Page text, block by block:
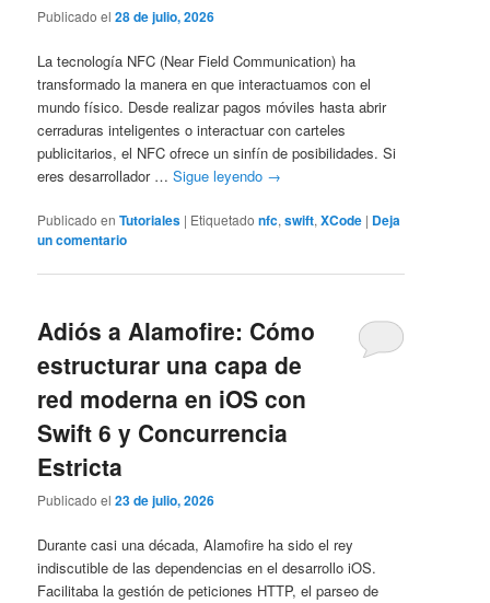
Publicado el28 de julio, 2026
La tecnología NFC (Near Field Communication) ha
transformado la manera en que interactuamos con el
mundo físico. Desde realizar pagos móviles hasta abrir
cerraduras inteligentes o interactuar con carteles
publicitarios, el NFC ofrece un sinfín de posibilidades. Si
eres desarrollador …Sigue leyendo →
Publicado en Tutoriales | Etiquetado nfc,swift,XCode | Deja
un comentario
Adiós a Alamofire: Cómo
estructurar una capa de
red moderna en iOS con
Swift 6 y Concurrencia
Estricta
Publicado el23 de julio, 2026
Durante casi una década, Alamofire ha sido el rey
indiscutible de las dependencias en el desarrollo iOS.
Facilitaba la gestión de peticiones HTTP, el parseo de